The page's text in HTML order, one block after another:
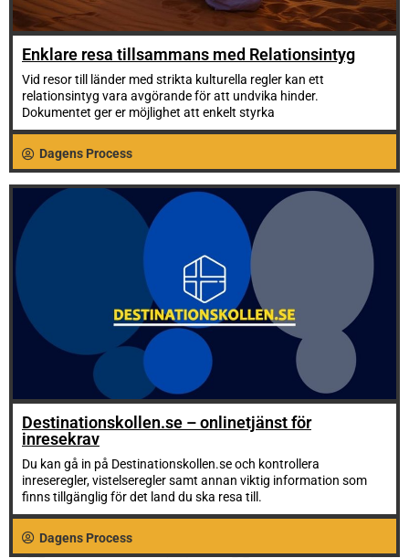
Enklare resa tillsammans med Relationsintyg
Vid resor till länder med strikta kulturella regler kan ett
relationsintyg vara avgörande för att undvika hinder.
Dokumentet ger er möjlighet att enkelt styrka
Dagens Process
Destinationskollen.se – onlinetjänst för
inresekrav
Du kan gå in på Destinationskollen.se och kontrollera
inreseregler, vistelseregler samt annan viktig information som
finns tillgänglig för det land du ska resa till.
Dagens Process